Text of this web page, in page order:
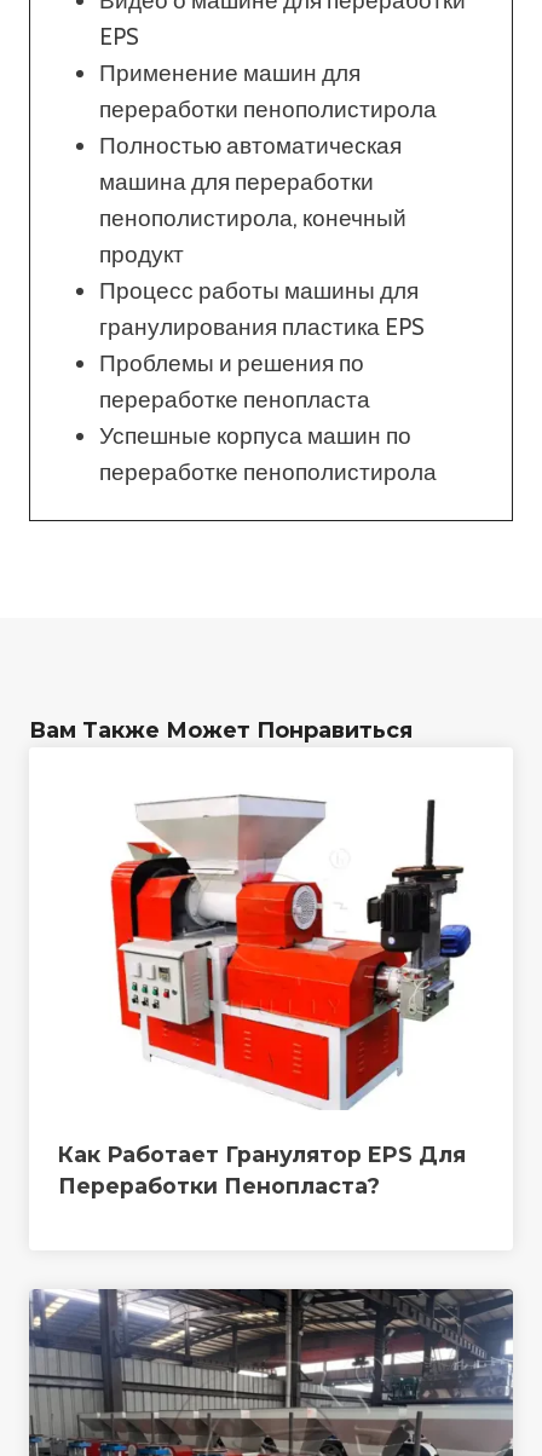
EPS
Применение машин для
переработки пенополистирола
Полностью автоматическая
машина для переработки
пенополистирола, конечный
продукт
Процесс работы машины для
гранулирования пластика EPS
Проблемы и решения по
переработке пенопласта
Успешные корпуса машин по
переработке пенополистирола
Вам Также Может Понравиться
Как Работает Гранулятор EPS Для
Переработки Пенопласта?